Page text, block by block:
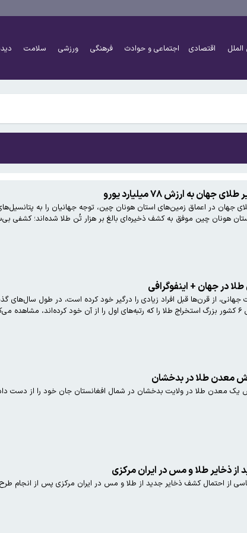
اقتصادی اجتماعی و حوادث فرهنگی ورزشی سلامت
که به سهراب داده بودند!
به ارزش ۷۸ میلیارد یورو
جهان در اعماق زمین‌های استان هونان چین، توجه جهانیان را به
هونان چین موفق به کشف ذخیره‌ای بالغ بر هزار تُن طلا شده‌اند؛ کشفی
در جهان + اینفوگرافی
جهانی، از قرن‌ها قبل افراد زیادی را درگیر خود کرده است، در طول
معدن طلا در ولایت بدخشان در شمال افغانستان جان خود را از دست
ذخایر طلا و مس در ایران مرکزی
از احتمال کشف ذخایر جدید از طلا و مس در ایران مرکزی پس از انجام